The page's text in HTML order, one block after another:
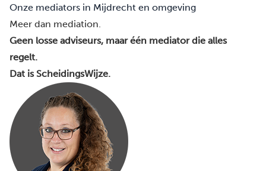
Onze mediators in Mijdrecht en omgeving
Meer dan mediation.
Geen losse adviseurs, maar één mediator die alles
regelt.
Dat is ScheidingsWijze.